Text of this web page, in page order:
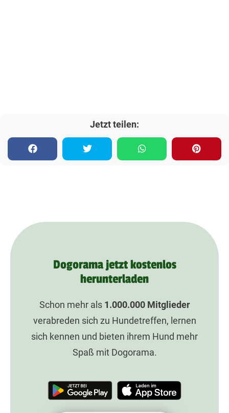
Jetzt teilen:
Dogorama jetzt kostenlos
herunterladen
Schon mehr als 1.000.000Mitglieder
verabreden sich zu Hundetreffen, lernen
sich kennen und bieten ihrem Hund mehr
Spaß mit Dogorama.